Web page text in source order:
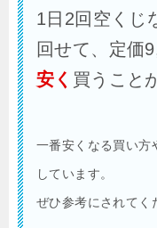
1日2回空くじ
回せて、定価
安く 買うこと
一番安くなる買い方
しています。
ぜひ参考にされてく